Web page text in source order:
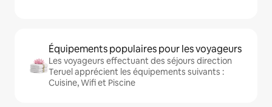
Équipements populaires pour les voyageurs
Les voyageurs effectuant des séjours direction
Teruel apprécient les équipements suivants :
Cuisine, Wifi et Piscine